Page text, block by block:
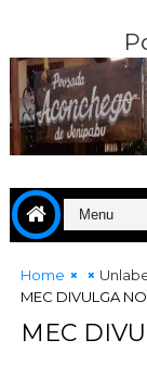
Home
MEC DIVULGA
MEC